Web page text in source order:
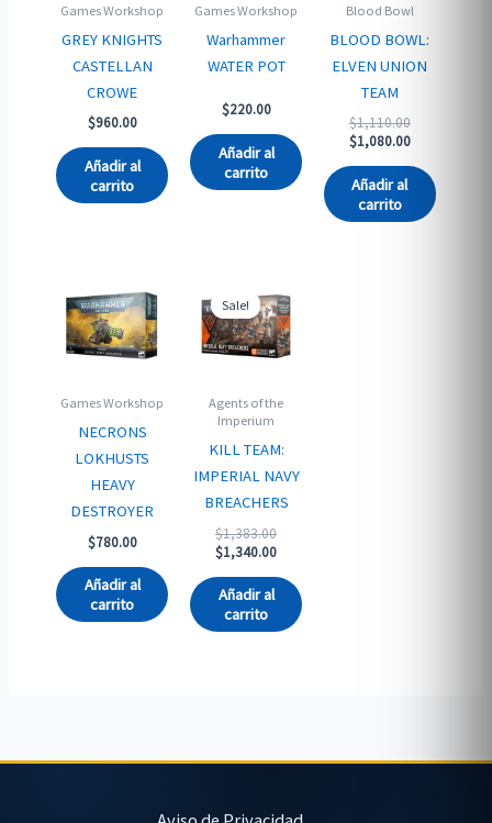
Games Workshop
GREY KNIGHTS
CASTELLAN
CROWE
$960.00
Añadir al
carrito
Games Workshop
Warhammer
WATER POT
$220.00
Añadir al
carrito
Blood Bowl
BLOOD BOWL:
ELVEN UNION
TEAM
$1,110.00Original
price
$1,110.00.
$1,080.00Current
$1,080.00.
Añadir al
carrito
Games Workshop
NECRONS
LOKHUSTS
HEAVY
DESTROYER
$780.00
Añadir al
carrito
Sale!
Sale!
Agents of the
Imperium
KILL TEAM:
IMPERIAL NAVY
BREACHERS
$1,383.00Original
price
$1,383.00.
$1,340.00Current
$1,340.00.
Añadir al
carrito